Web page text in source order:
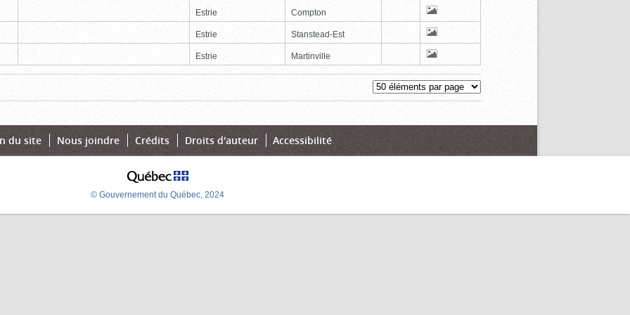
Estrie Compton
Estrie Stanstead-Est
Estrie Martinville
du site Nous joindre Crédits Droits d'auteur Accessibilité
© Gouvernement du Québec, 2024